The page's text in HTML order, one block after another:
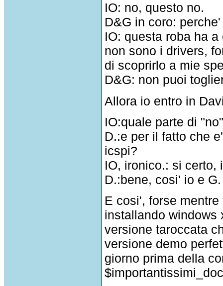
IO: no, questo no.
D&G in coro:
IO: questa roba ha
non sono i drivers,
di scoprirlo a mie
D&G: non puoi
Allora io entro in
IO:quale parte di
D.:e per il fatto che
icspi?
IO, ironico.: si certo,
D.:bene, cosi' io e
E cosi', forse
installando windows
versione taroccata
versione demo
giorno prima della